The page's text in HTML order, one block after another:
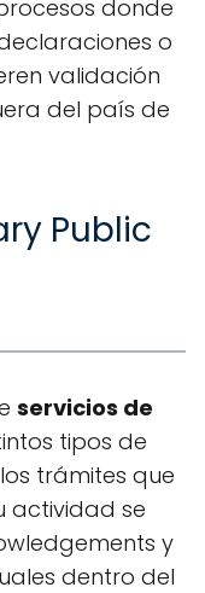
donde
o
validación
del país de
Public
servicios de
tipos de
trámites que
actividad se
y
dentro del